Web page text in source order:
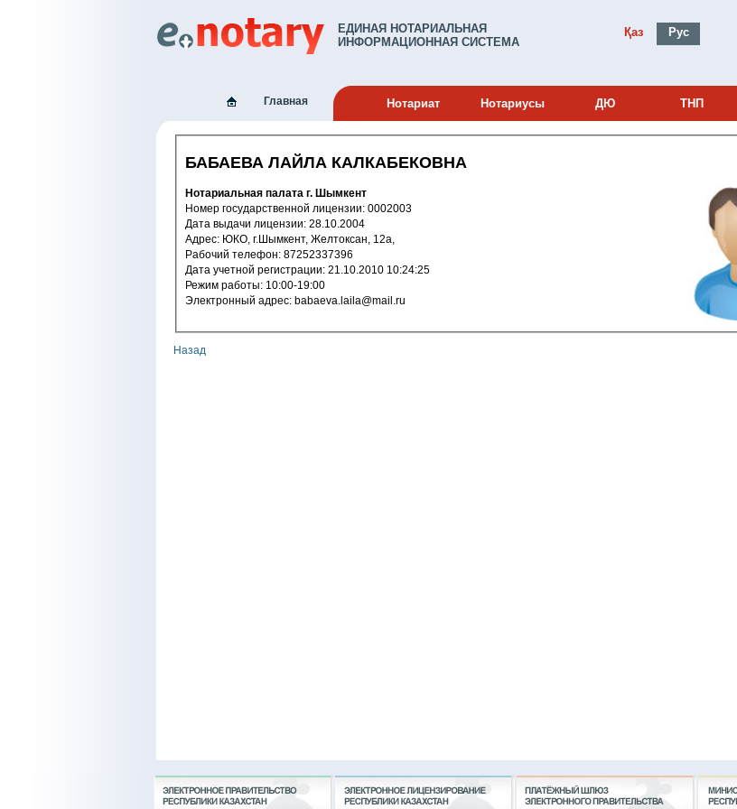
ЕДИНАЯ НОТАРИАЛЬНАЯ
ИНФОРМАЦИОННАЯ СИСТЕМА
Қаз Рус
Главная Нотариат Нотариусы ДЮ ТНП
БАБАЕВА ЛАЙЛА КАЛКАБЕКОВНА
Нотариальная палата г. Шымкент
Номер государственной лицензии: 0002003
Дата выдачи лицензии: 28.10.2004
Адрес: ЮКО, г.Шымкент, Желтоксан, 12а,
Рабочий телефон: 87252337396
Дата учетной регистрации: 21.10.2010 10:24:25
Режим работы: 10:00-19:00
Электронный адрес: babaeva.laila@mail.ru
Назад